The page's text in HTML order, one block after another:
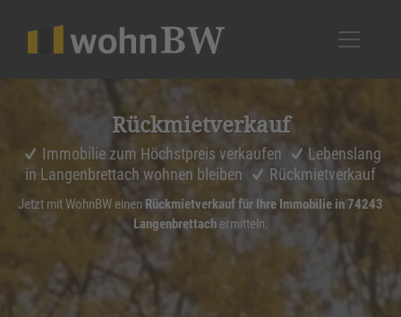
Rückmiet­ver­kauf
Immobilie zum Höchstpreis verkaufen
Lebenslang
in Langenbrettach wohnen bleiben
Rückmietverkauf
Jetzt mit WohnBW einen Rückmietverkauf für Ihre Immobilie in 74243
Langenbrettachermitteln.